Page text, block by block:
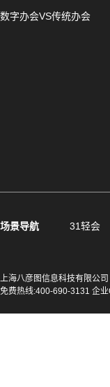
数字办会VS传统办会
场景导航 31轻会
上海八彦图信息科技有限公
免费热线:400-690-3131 企